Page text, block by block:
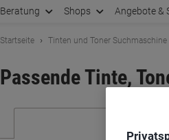
Beratung Shops Angebote &
Startseite Tinten und Toner Suchmaschine
Passende Tinte,